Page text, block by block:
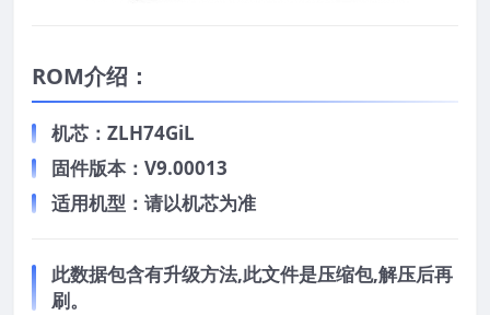
ROM介绍：
机芯：ZLH74GiL
固件版本：V9.00013
适用机型：请以机芯为准
此数据包含有升级方法,此文件是压缩包,解压后再
刷。